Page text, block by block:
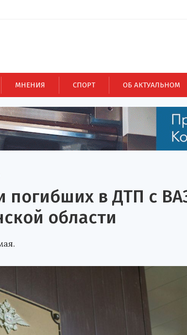
МНЕНИЯ СПОРТ ОБ АКТУАЛЬНОМ
погибших в ДТП с
области